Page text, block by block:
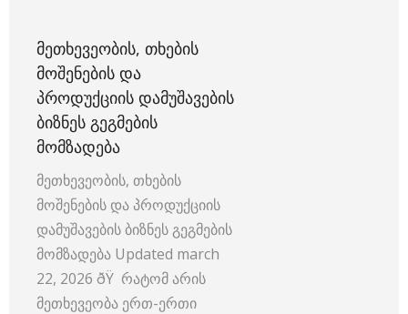
ᲛᲔᲗᲮᲔᲕᲔᲝᲑᲘᲡ, ᲗᲮᲔᲑᲘᲡ
ᲛᲝᲨᲔᲜᲔᲑᲘᲡ ᲓᲐ
ᲞᲠᲝᲓᲣᲥᲪᲘᲘᲡ ᲓᲐᲛᲣᲨᲐᲕᲔᲑᲘᲡ
ᲑᲘᲖᲜᲔᲡ ᲒᲔᲒᲛᲔᲑᲘᲡ
ᲛᲝᲛᲖᲐᲓᲔᲑᲐ
მეთხევეობის, თხების
მოშენების და პროდუქციის
დამუშავების ბიზნეს გეგმების
მომზადება Updated march
22, 2026 ðŸ რატომ არის
მეთხევეობა ერთ-ერთი